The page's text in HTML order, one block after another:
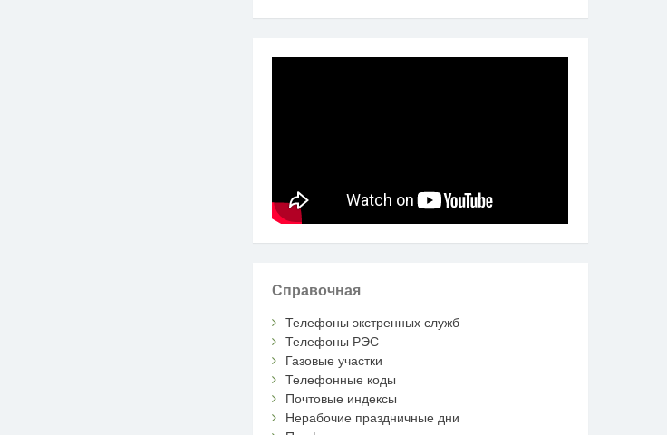
Справочная
Телефоны экстренных служб
Телефоны РЭС
Газовые участки
Телефонные коды
Почтовые индексы
Нерабочие праздничные дни